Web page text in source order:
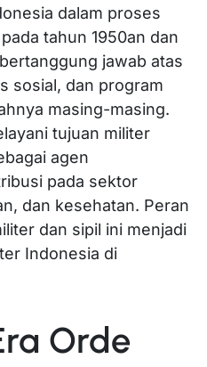
dalam proses
tahun 1950an dan
jawab atas
sosial, dan program
masing-masing.
tujuan militer
agen
pada sektor
dan kesehatan. Peran
dan sipil ini menjadi
Indonesia di
Orde